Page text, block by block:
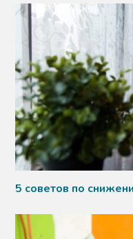
5 советов по